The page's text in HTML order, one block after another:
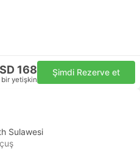
168
bir yetişkin
Şimdi Rezerve et
Sulawesi